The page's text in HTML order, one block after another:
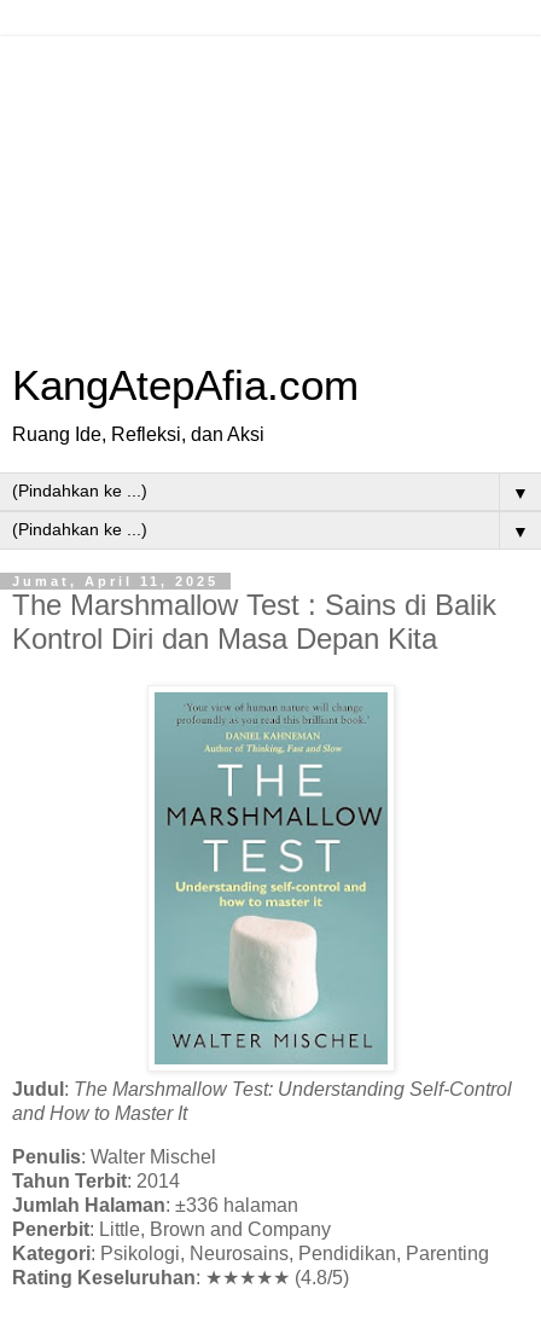
KangAtepAfia.com
Ruang Ide, Refleksi, dan Aksi
▼
▼
Jumat, April 11, 2025
The Marshmallow Test : Sains di Balik
Kontrol Diri dan Masa Depan Kita
Judul : The Marshmallow Test: Understanding Self-Control
and How to Master It
Penulis: Walter Mischel
Tahun Terbit: 2014
Jumlah Halaman: ±336 halaman
Penerbit: Little, Brown and Company
Kategori: Psikologi, Neurosains, Pendidikan, Parenting
Rating Keseluruhan: ★★★★★ (4.8/5)